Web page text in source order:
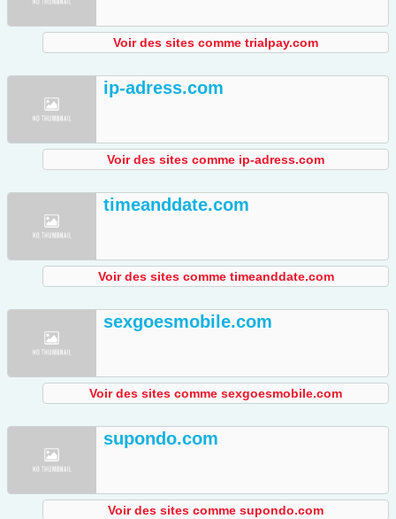
Voir des sites comme trialpay.com
ip-adress.com
Voir des sites comme ip-adress.com
timeanddate.com
Voir des sites comme timeanddate.com
sexgoesmobile.com
Voir des sites comme sexgoesmobile.com
supondo.com
Voir des sites comme supondo.com